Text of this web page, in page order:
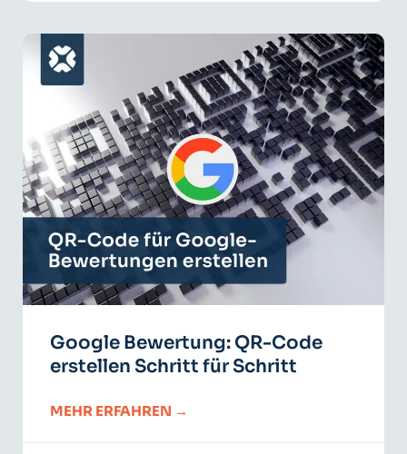
Google Bewertung: QR-Code
erstellen Schritt für Schritt
MEHR ERFAHREN →